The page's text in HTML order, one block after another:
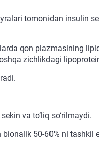
tomonidan insulin
qon plazmasining
zichlikdagi
va to‘liq so‘rilmaydi.
bionalik 50-60% ni